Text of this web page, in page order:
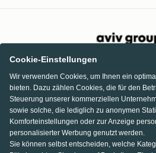
Cookie-Einstellungen
Wir verwenden Cookies, um Ihnen ein
bieten. Dazu zählen Cookies, die für den
Steuerung unserer kommerziellen
sowie solche, die lediglich zu anonymen
Komforteinstellungen oder zur Anzeige
personalisierter Werbung genutzt werden.
Sie können selbst entscheiden, welche